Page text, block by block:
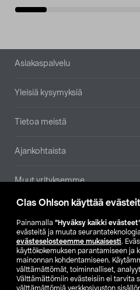
Clas Ohlson käyttää
Painamalla ”Hyväksy kaikki
evästeitä ja muuta
evästeselosteemme mukaisesti.
käyttökokemuksen parantamiseen ja
mainonnan kohdentamiseen.
välttämättömät, toiminnalliset,
Välttämättömiin evästeisiin ei tarvita
välttämättömiä verkkosivuston
Alatunniste
Asiakaspalvelu
Yleisiä kysymyksiä
Tietoa meistä
Ajankohtaista
Muut yrityksemme
Etsi
SE NO
FI